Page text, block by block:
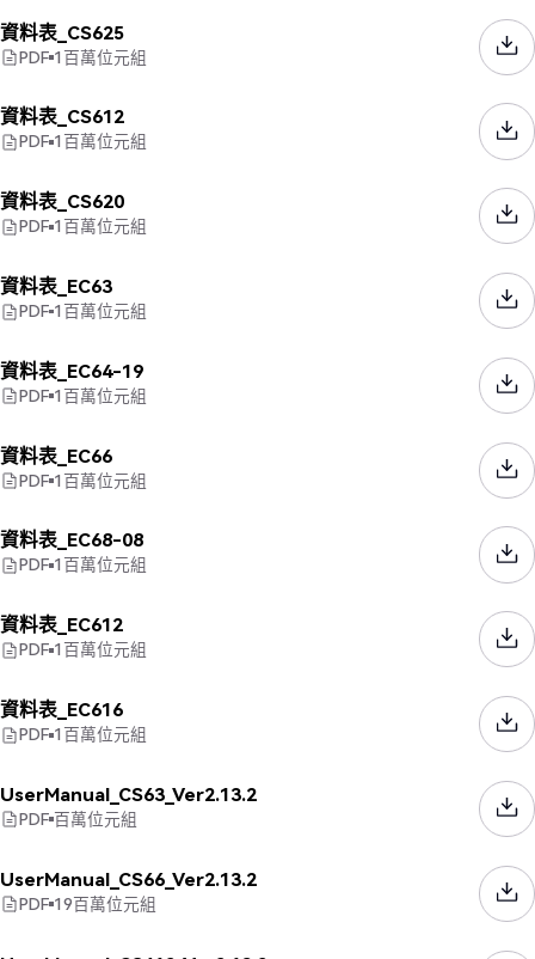
資料表_CS625
PDF 1百萬位元組
資料表_CS612
PDF 1百萬位元組
資料表_CS620
PDF 1百萬位元組
資料表_EC63
PDF 1百萬位元組
資料表_EC64-19
PDF 1百萬位元組
資料表_EC66
PDF 1百萬位元組
資料表_EC68-08
PDF 1百萬位元組
資料表_EC612
PDF 1百萬位元組
資料表_EC616
PDF 1百萬位元組
UserManual_CS63_Ver2.13.2
PDF 百萬位元組
UserManual_CS66_Ver2.13.2
PDF 19百萬位元組